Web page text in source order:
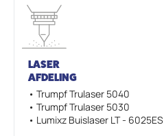
LASER
AFDELING
• Trumpf Trulaser 5040
• Trumpf Trulaser 5030
• Lumixz Buislaser LT - 6025ES